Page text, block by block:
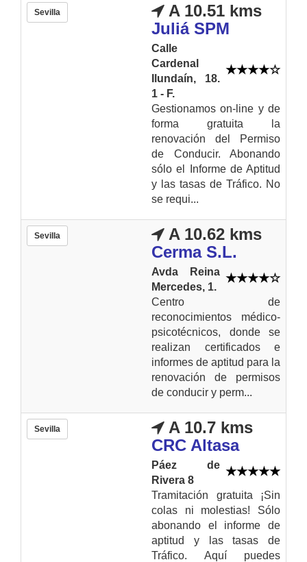
Sevilla
A 10.51 kms
Juliá SPM
Calle
Cardenal
Ilundaín, 18.
1 - F.
Gestionamos on-line y de
forma gratuita la
renovación del Permiso
de Conducir. Abonando
sólo el Informe de Aptitud
y las tasas de Tráfico. No
se requi...
Sevilla
A 10.62 kms
Cerma S.L.
Avda Reina
Mercedes, 1.
Centro de
reconocimientos médico-
psicotécnicos, donde se
realizan certificados e
informes de aptitud para la
renovación de permisos
de conducir y perm...
Sevilla
A 10.7 kms
CRC Altasa
Páez de
Rivera 8
Tramitación gratuita ¡Sin
colas ni molestias! Sólo
abonando el informe de
aptitud y las tasas de
Tráfico. Aquí puedes